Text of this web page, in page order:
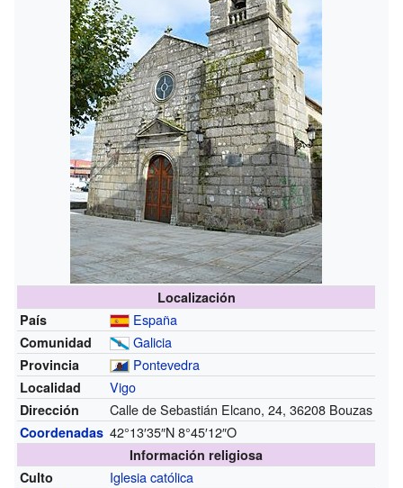
Localización
País
España
Comunidad Galicia
Provincia Pontevedra
Localidad Vigo
Dirección Calle de Sebastián Elcano, 24, 36208 Bouzas
Coordenadas 42°13′35″N8°45′12″O
Información religiosa
Culto
Iglesia católica